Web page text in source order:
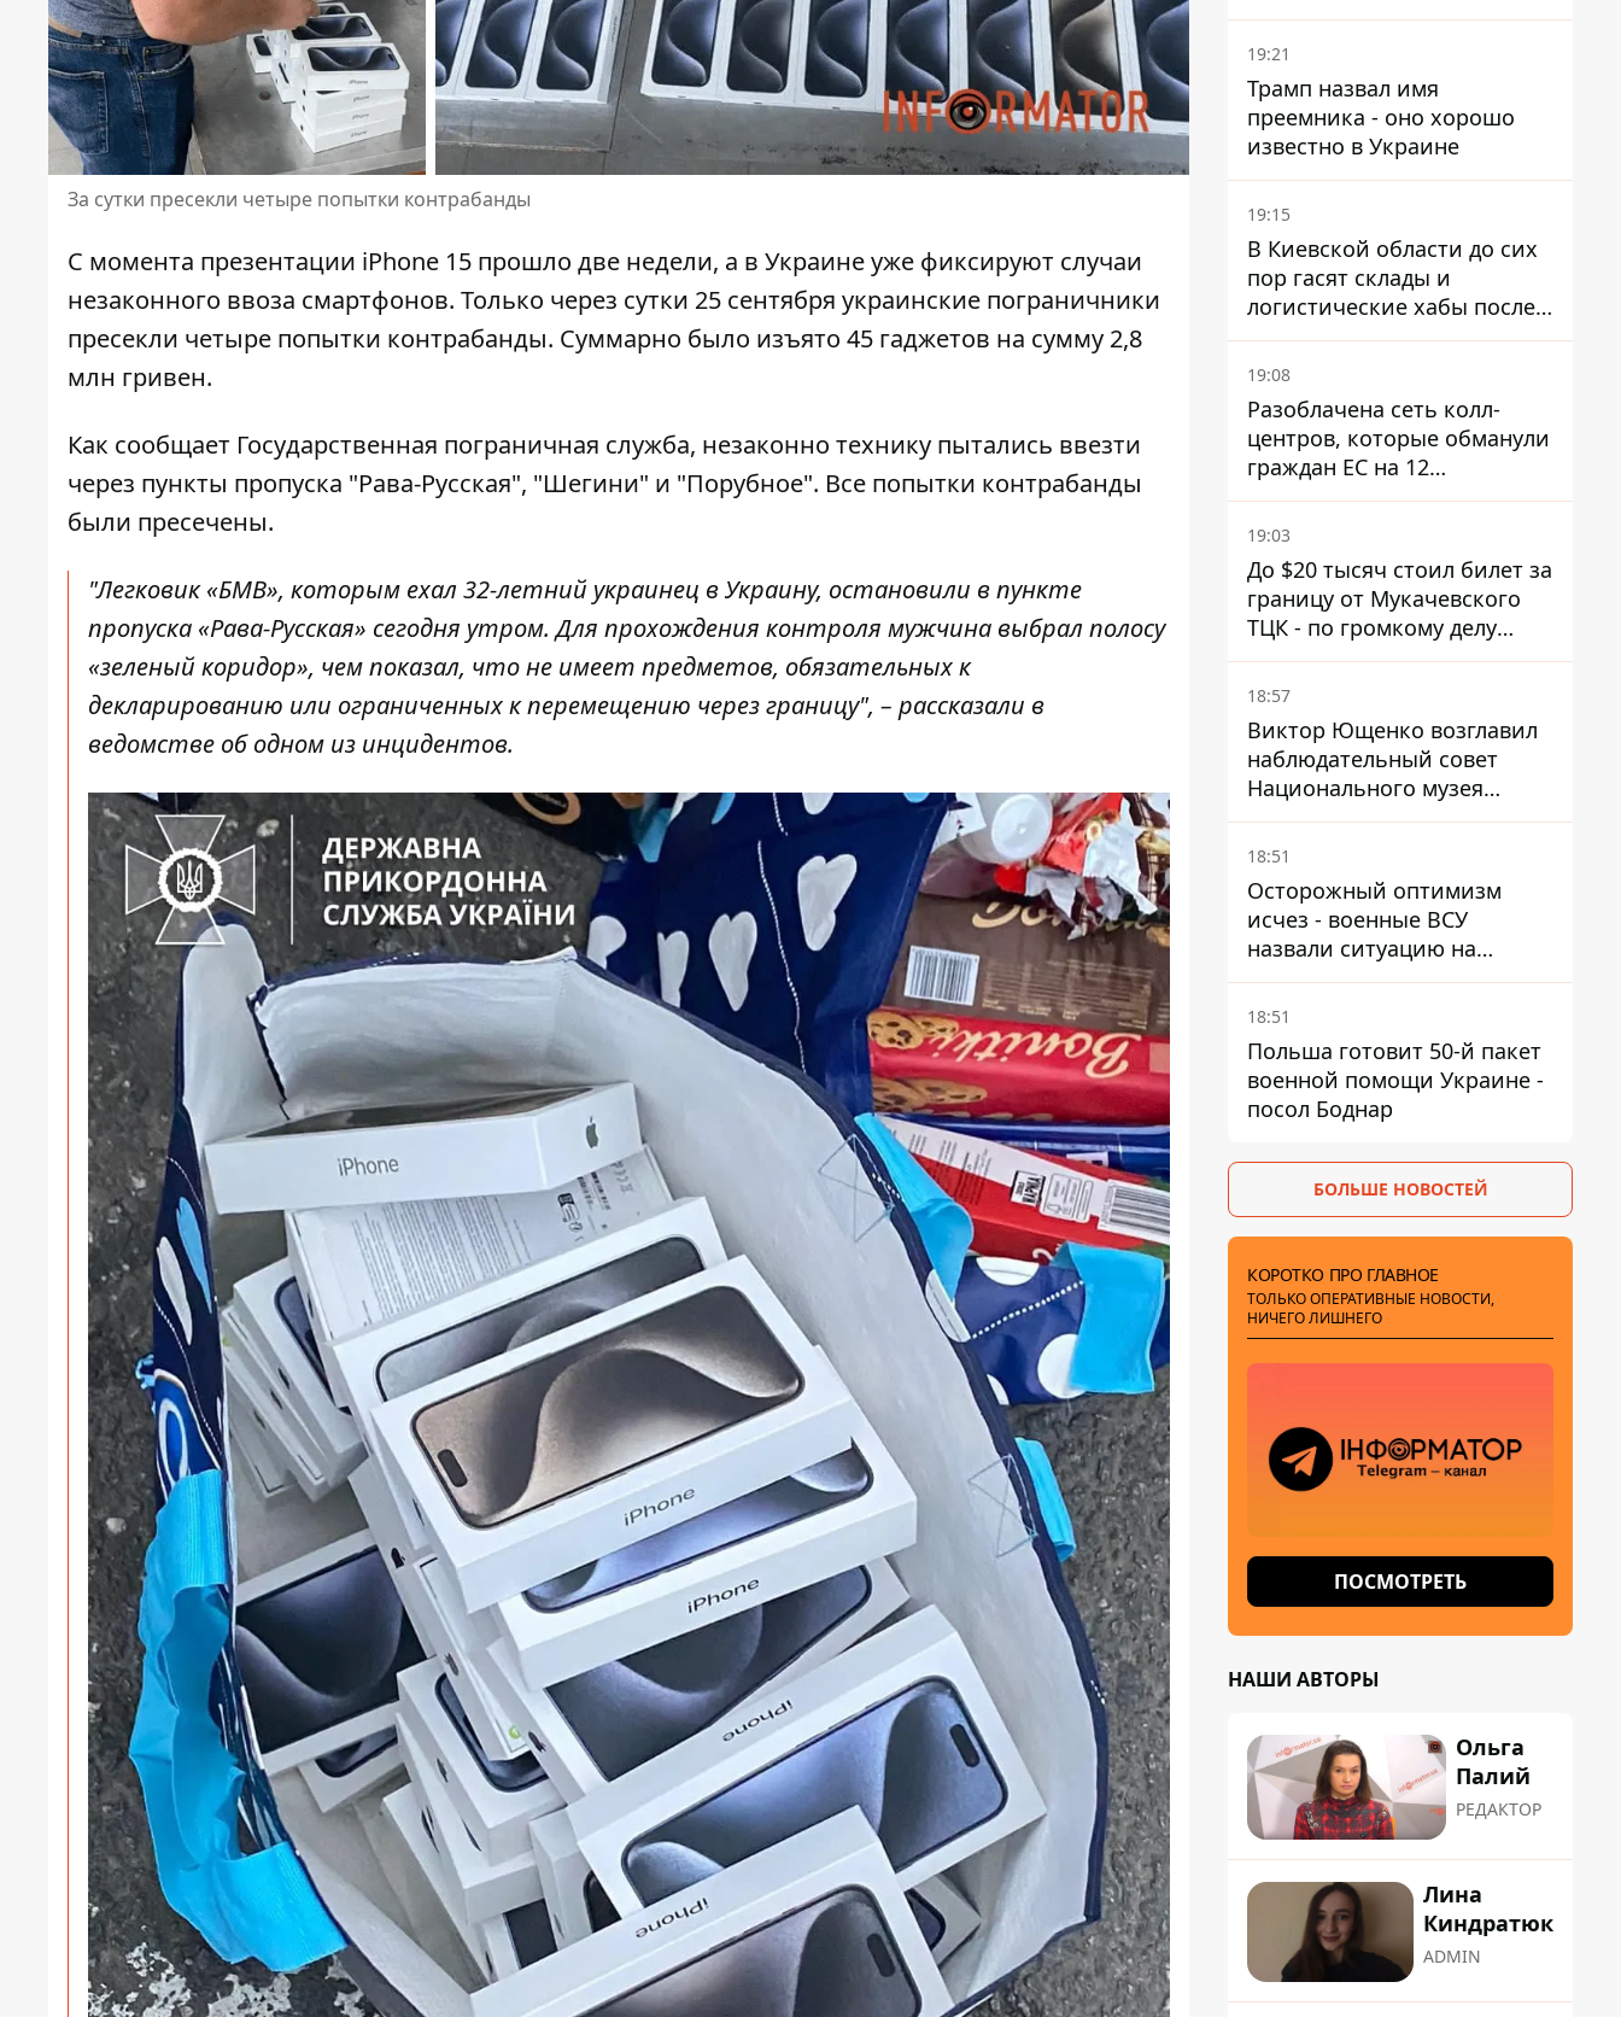
За сутки пресекли четыре попытки контрабанды
С момента презентации iPhone 15 прошло две недели, а в Украине уже фиксируют случаи
незаконного ввоза смартфонов. Только через сутки 25 сентября украинские пограничники
пресекли четыре попытки контрабанды. Суммарно было изъято 45 гаджетов на сумму 2,8
млн гривен.
Как сообщает Государственная пограничная служба, незаконно технику пытались ввезти
через пункты пропуска "Рава-Русская", "Шегини" и "Порубное". Все попытки контрабанды
были пресечены.
"Легковик «БМВ», которым ехал 32-летний украинец в Украину, остановили в пункте
пропуска «Рава-Русская» сегодня утром. Для прохождения контроля мужчина выбрал полосу
«зеленый коридор», чем показал, что не имеет предметов, обязательных к
декларированию или ограниченных к перемещению через границу", – рассказали в
ведомстве об одном из инцидентов.
охоту на людей в городах
19:21
Трамп назвал имя
преемника - оно хорошо
известно в Украине
19:15
В Киевской области до сих
пор гасят склады и
логистические хабы после
прилетов ракет - ГСЧС
19:08
Разоблачена сеть колл-
центров, которые обманули
граждан ЕС на 12
миллионов - совместная
операция полиции Украины
и Чехии
19:03
До $20 тысяч стоил билет за
границу от Мукачевского
ТЦК - по громкому делу
первые подозрения
получили двое бывших
18:57
Виктор Ющенко возглавил
наблюдательный совет
Национального музея
Голодомора-геноцида – что
известно о должности
18:51
Осторожный оптимизм
исчез - военные ВСУ
назвали ситуацию на
фронте более сложной - Bild
18:51
Польша готовит 50-й пакет
военной помощи Украине -
посол Боднар
БОЛЬШЕ НОВОСТЕЙ
КОРОТКО ПРО ГЛАВНОЕ
ТОЛЬКО ОПЕРАТИВНЫЕ НОВОСТИ,
НИЧЕГО ЛИШНЕГО
ПОСМОТРЕТЬ
НАШИ АВТОРЫ
Ольга
Палий
РЕДАКТОР
Лина
Киндратюк
ADMIN